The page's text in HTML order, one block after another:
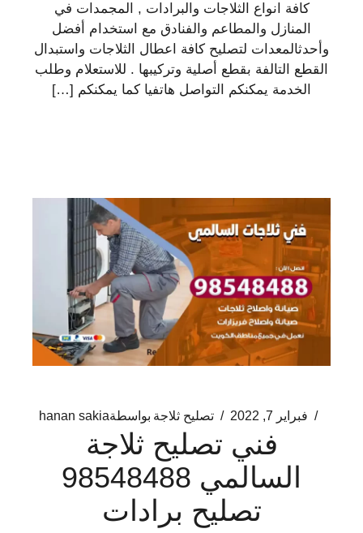
كافة انواع الثلاجات والبرادات , المجمدات في
المنازل والمطاعم والفنادق مع استخدام أفضل
وأحدثالمعدات لتصليح كافة اعطال الثلاجات واستبدال
القطع التالفة بقطع أصلية وتركيبها . للاستعلام وطلب
الخدمة يمكنكم التواصل هاتفيا كما يمكنكم […]
فبراير 7, 2022 تصليح ثلاجة بواسطةhanan sakia
فني تصليح ثلاجة
السالمي 98548488
تصليح برادات